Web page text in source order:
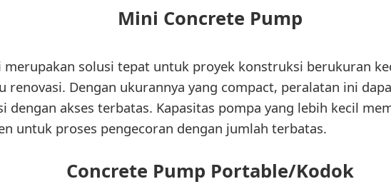
Mini Concrete Pump
merupakan solusi tepat untuk proyek konstruksi berukuran
renovasi. Dengan ukurannya yang compact, peralatan ini
dengan akses terbatas. Kapasitas pompa yang lebih kecil
untuk proses pengecoran dengan jumlah terbatas.
Concrete Pump Portable/Kodok